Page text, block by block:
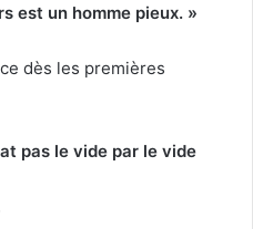
est un homme pieux. »
dès les premières
pas le vide par le vide